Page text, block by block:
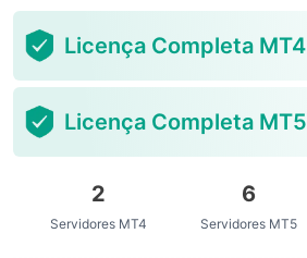
Licença Completa MT4
Licença Completa MT5
2
Servidores MT4
6
Servidores MT5